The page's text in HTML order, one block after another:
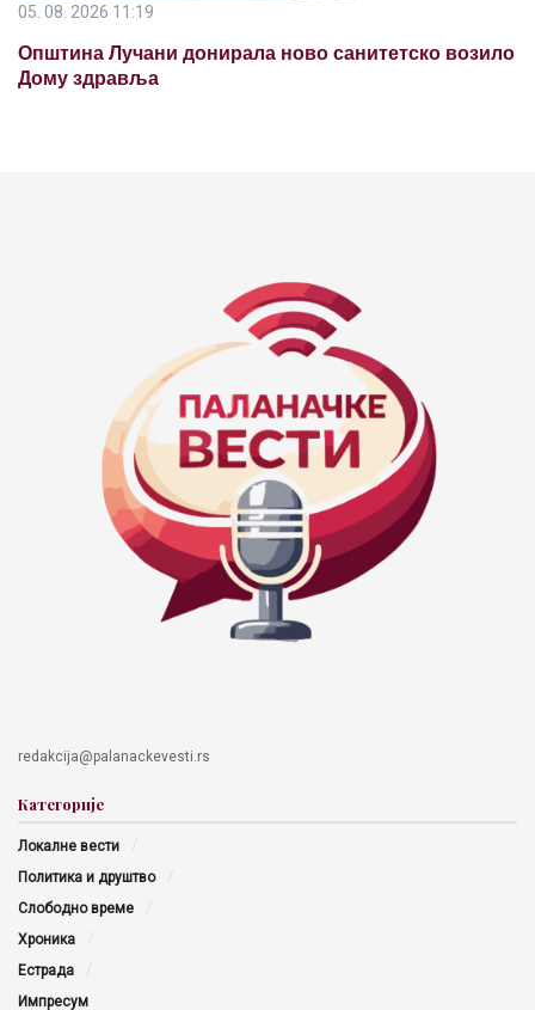
05. 08. 2026 11:19
Општина Лучани донирала ново санитетско возило
Дому здравља
redakcija@palanackevesti.rs
Категорије
Локалне вести
Политика и друштво
Слободно време
Хроника
Естрада
Импресум